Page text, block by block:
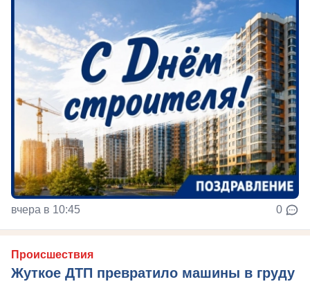
вчера в 10:45 0
Происшествия
Жуткое ДТП превратило машины в груду